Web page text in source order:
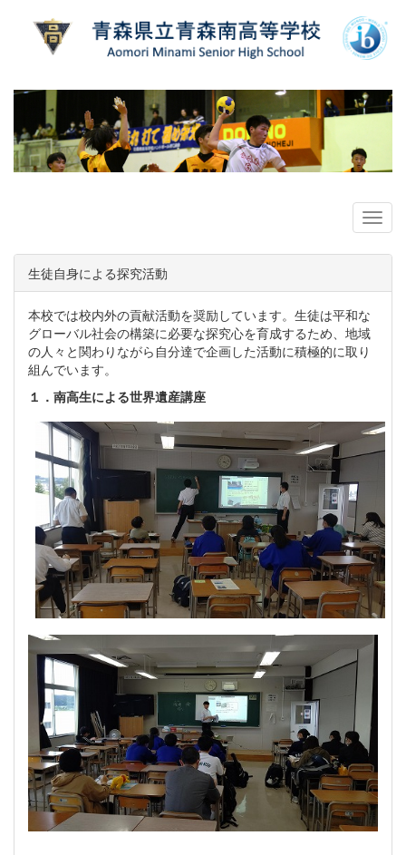
生徒自身による探究活動
本校では校内外の貢献活動を奨励しています。生徒は平和な
グローバル社会の構築に必要な探究心を育成するため、地域
の人々と関わりながら自分達で企画した活動に積極的に取り
組んでいます。
１．南高生による世界遺産講座